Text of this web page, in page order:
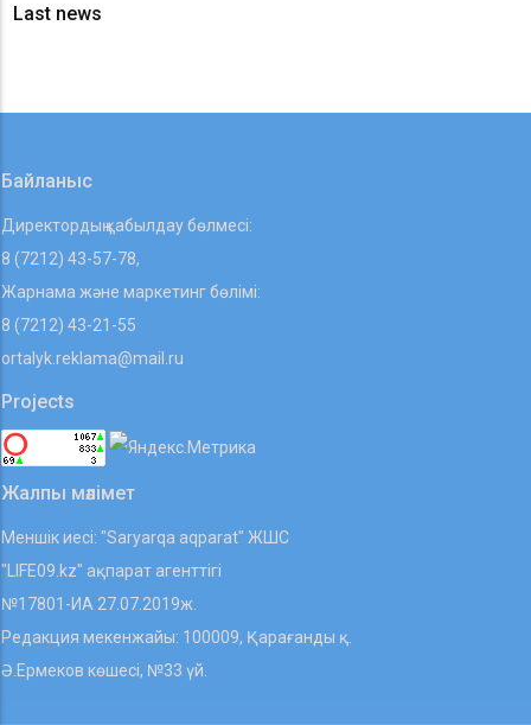
Last news
Байланыс
Директордың қабылдау бөлмесі:
8 (7212) 43-57-78,
Жарнама және маркетинг бөлімі:
8 (7212) 43-21-55
ortalyk.reklama@mail.ru
Projects
Жалпы мәлімет
Меншік иесі: "Saryarqa aqparat" ЖШС
"LIFE09.kz" ақпарат агенттігі
№17801-ИА 27.07.2019ж.
Редакция мекенжайы: 100009, Қарағанды қ.
Ә.Ермеков көшесі, №33 үй.